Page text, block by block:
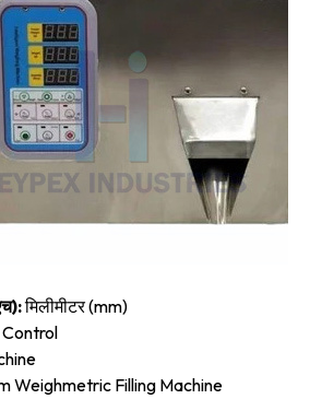
मिलीमीटर (mm)
Control
Weighmetric Filling Machine